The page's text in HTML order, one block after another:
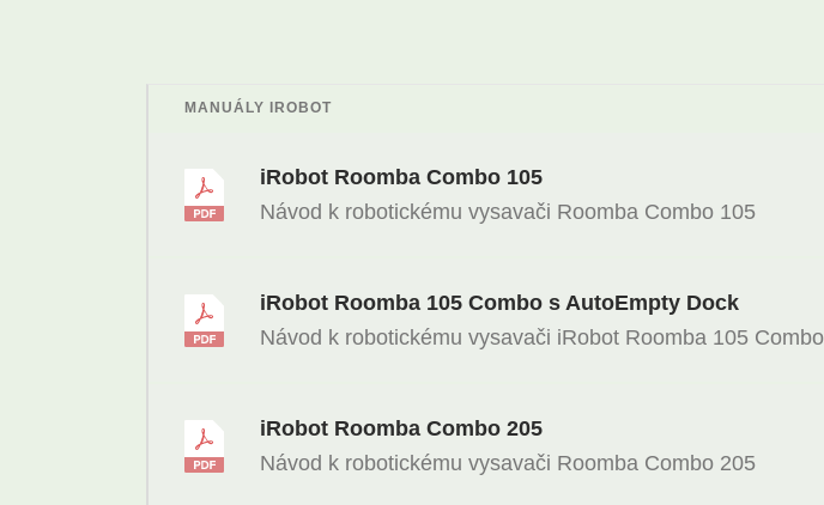
MANUÁLY IROBOT
iRobot Roomba Combo 105
Návod k robotickému vysavači Roomba Combo 105
iRobot Roomba 105 Combo s AutoEmpty Dock
Návod k robotickému vysavači iRobot Roomba 105
iRobot Roomba Combo 205
Návod k robotickému vysavači Roomba Combo 205